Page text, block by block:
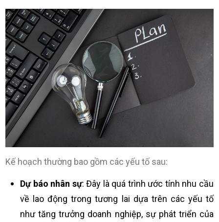
Kế hoạch thường bao gồm các yếu tố sau:
Dự báo nhân sự: Đây là quá trình ước tính nhu cầu
về lao động trong tương lai dựa trên các yếu tố
như tăng trưởng doanh nghiệp, sự phát triển của